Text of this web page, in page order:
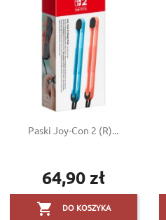
Paski Joy-Con 2 (R)...
Cena
64,90 zł
 DO KOSZYKA